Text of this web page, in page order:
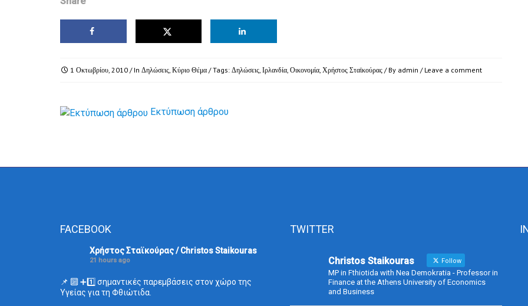
1 Οκτωβρίου, 2010 / In Δηλώσεις, Κύριο Θέμα / Tags: Δηλώσεις, Ιρλανδία, Οικονομία, Χρήστος Σταϊκούρας / By admin / Leave a comment
Εκτύπωση άρθρου
FACEBOOK
Χρήστος Σταϊκούρας / Christos Staikouras
21 hours ago
📌 🔟 ➕1️⃣ σημαντικές παρεμβάσεις στον χώρο της
Υγείας για τη Φθιώτιδα.
TWITTER
Christos Staikouras Follow
MP in Fthiotida with Nea Demokratia - Professor in
Finance at the Athens University of Economics
and Business